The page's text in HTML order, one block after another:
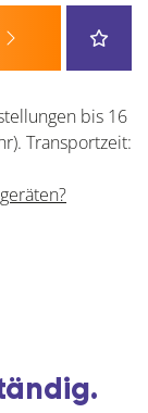
bis 16
Transportzeit: